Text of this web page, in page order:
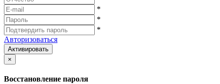
*
*
*
Авторизоваться
Активировать
×
Восстановление пароля